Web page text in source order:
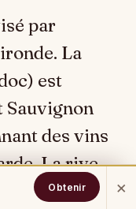
par
La
est
Sauvignon
des vins
La rive
est le
Obtenir ×